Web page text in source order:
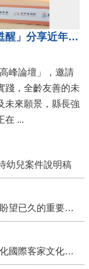
苗栗縣長鍾東錦受邀演講 「苗栗甦醒」分享近年轉變
峰論壇」，邀請
踐，全齡友善的未
未來願景，縣長強
調，苗栗是一個正在開發、正在醒來、正在 ...
幼兒案件說明稿
行政院核定西拉雅族為平埔原住民族群 盼望已久的重要時刻到來！8月13日起受理民族成員名冊登記
苗栗客家青少年訪問團前進馬來西亞 深化國際客家文化交流